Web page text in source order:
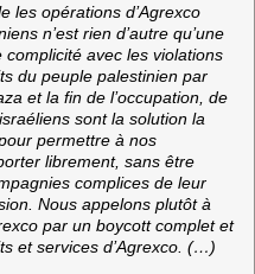
les opérations d’Agrexco
n’est rien d’autre qu’une
avec les violations
du peuple palestinien par
et la fin de l’occupation, de
sont la solution la
permettre à nos
librement, sans être
complices de leur
Nous appelons plutôt à
par un boycott complet et
et services d’Agrexco. (…)